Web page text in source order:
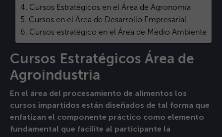
Cursos Estratégicos en el Área de Agronomía
Cursos en el Área de Desarrollo Empresarial
Cursos estratégico en el Área de Medio Ambiente
Cursos Estratégicos Área de
Agroindustria
En el área del procesamiento de alimentos los
cursos impartidos están diseñados de tal forma que
enfatizan el componente práctico como elemento
fundamental que facilite al participante la